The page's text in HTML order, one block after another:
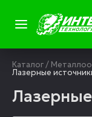
Каталог/
Лазерные